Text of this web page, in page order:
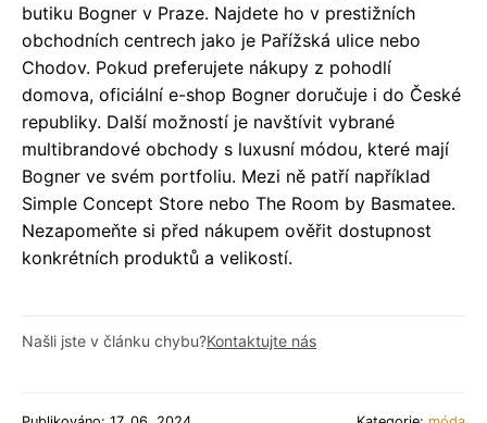
butiku Bogner v Praze. Najdete ho v prestižních
obchodních centrech jako je Pařížská ulice nebo
Chodov. Pokud preferujete nákupy z pohodlí
domova, oficiální e-shop Bogner doručuje i do České
republiky. Další možností je navštívit vybrané
multibrandové obchody s luxusní módou, které mají
Bogner ve svém portfoliu. Mezi ně patří například
Simple Concept Store nebo The Room by Basmatee.
Nezapomeňte si před nákupem ověřit dostupnost
konkrétních produktů a velikostí.
Našli jste v článku chybu?Kontaktujte nás